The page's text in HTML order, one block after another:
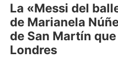
La «Messi del
de Marianela
de San Martín
Londres